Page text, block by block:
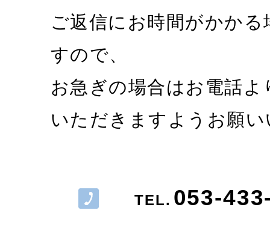
ご返信にお時間がかか
すので、
お急ぎの場合はお電話
いただきますようお願
TEL.053-